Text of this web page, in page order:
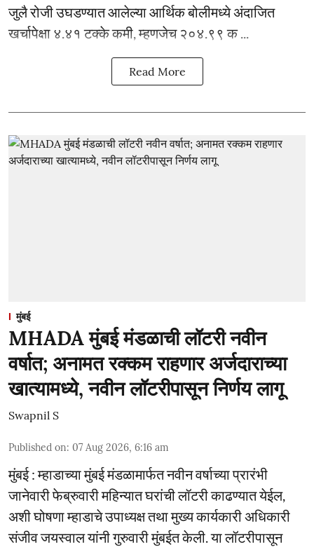
जुलै रोजी उघडण्यात आलेल्या आर्थिक बोलीमध्ये अंदाजित
खर्चापेक्षा ४.४१ टक्के कमी, म्हणजेच २०४.९९ क ...
Read More
मुंबई
MHADA मुंबई मंडळाची लॉटरी नवीन
वर्षात; अनामत रक्कम राहणार अर्जदाराच्या
खात्यामध्ये, नवीन लॉटरीपासून निर्णय लागू
Swapnil S
Published on: 07 Aug 2026, 6:16 am
मुंबई : म्हाडाच्या मुंबई मंडळामार्फत नवीन वर्षाच्या प्रारंभी
जानेवारी फेब्रुवारी महिन्यात घरांची लॉटरी काढण्यात येईल,
अशी घोषणा म्हाडाचे उपाध्यक्ष तथा मुख्य कार्यकारी अधिकारी
संजीव जयस्वाल यांनी गुरुवारी मुंबईत केली. या लॉटरीपासून